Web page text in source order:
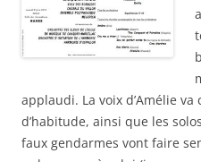
applaudi. La voix d’Amélie
d’habitude, ainsi que les
faux gendarmes vont faire